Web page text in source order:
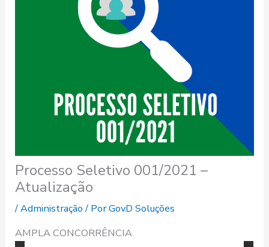
Processo Seletivo 001/2021 –
Atualização
/Administração/ PorGovD Soluções
AMPLA CONCORRÊNCIA